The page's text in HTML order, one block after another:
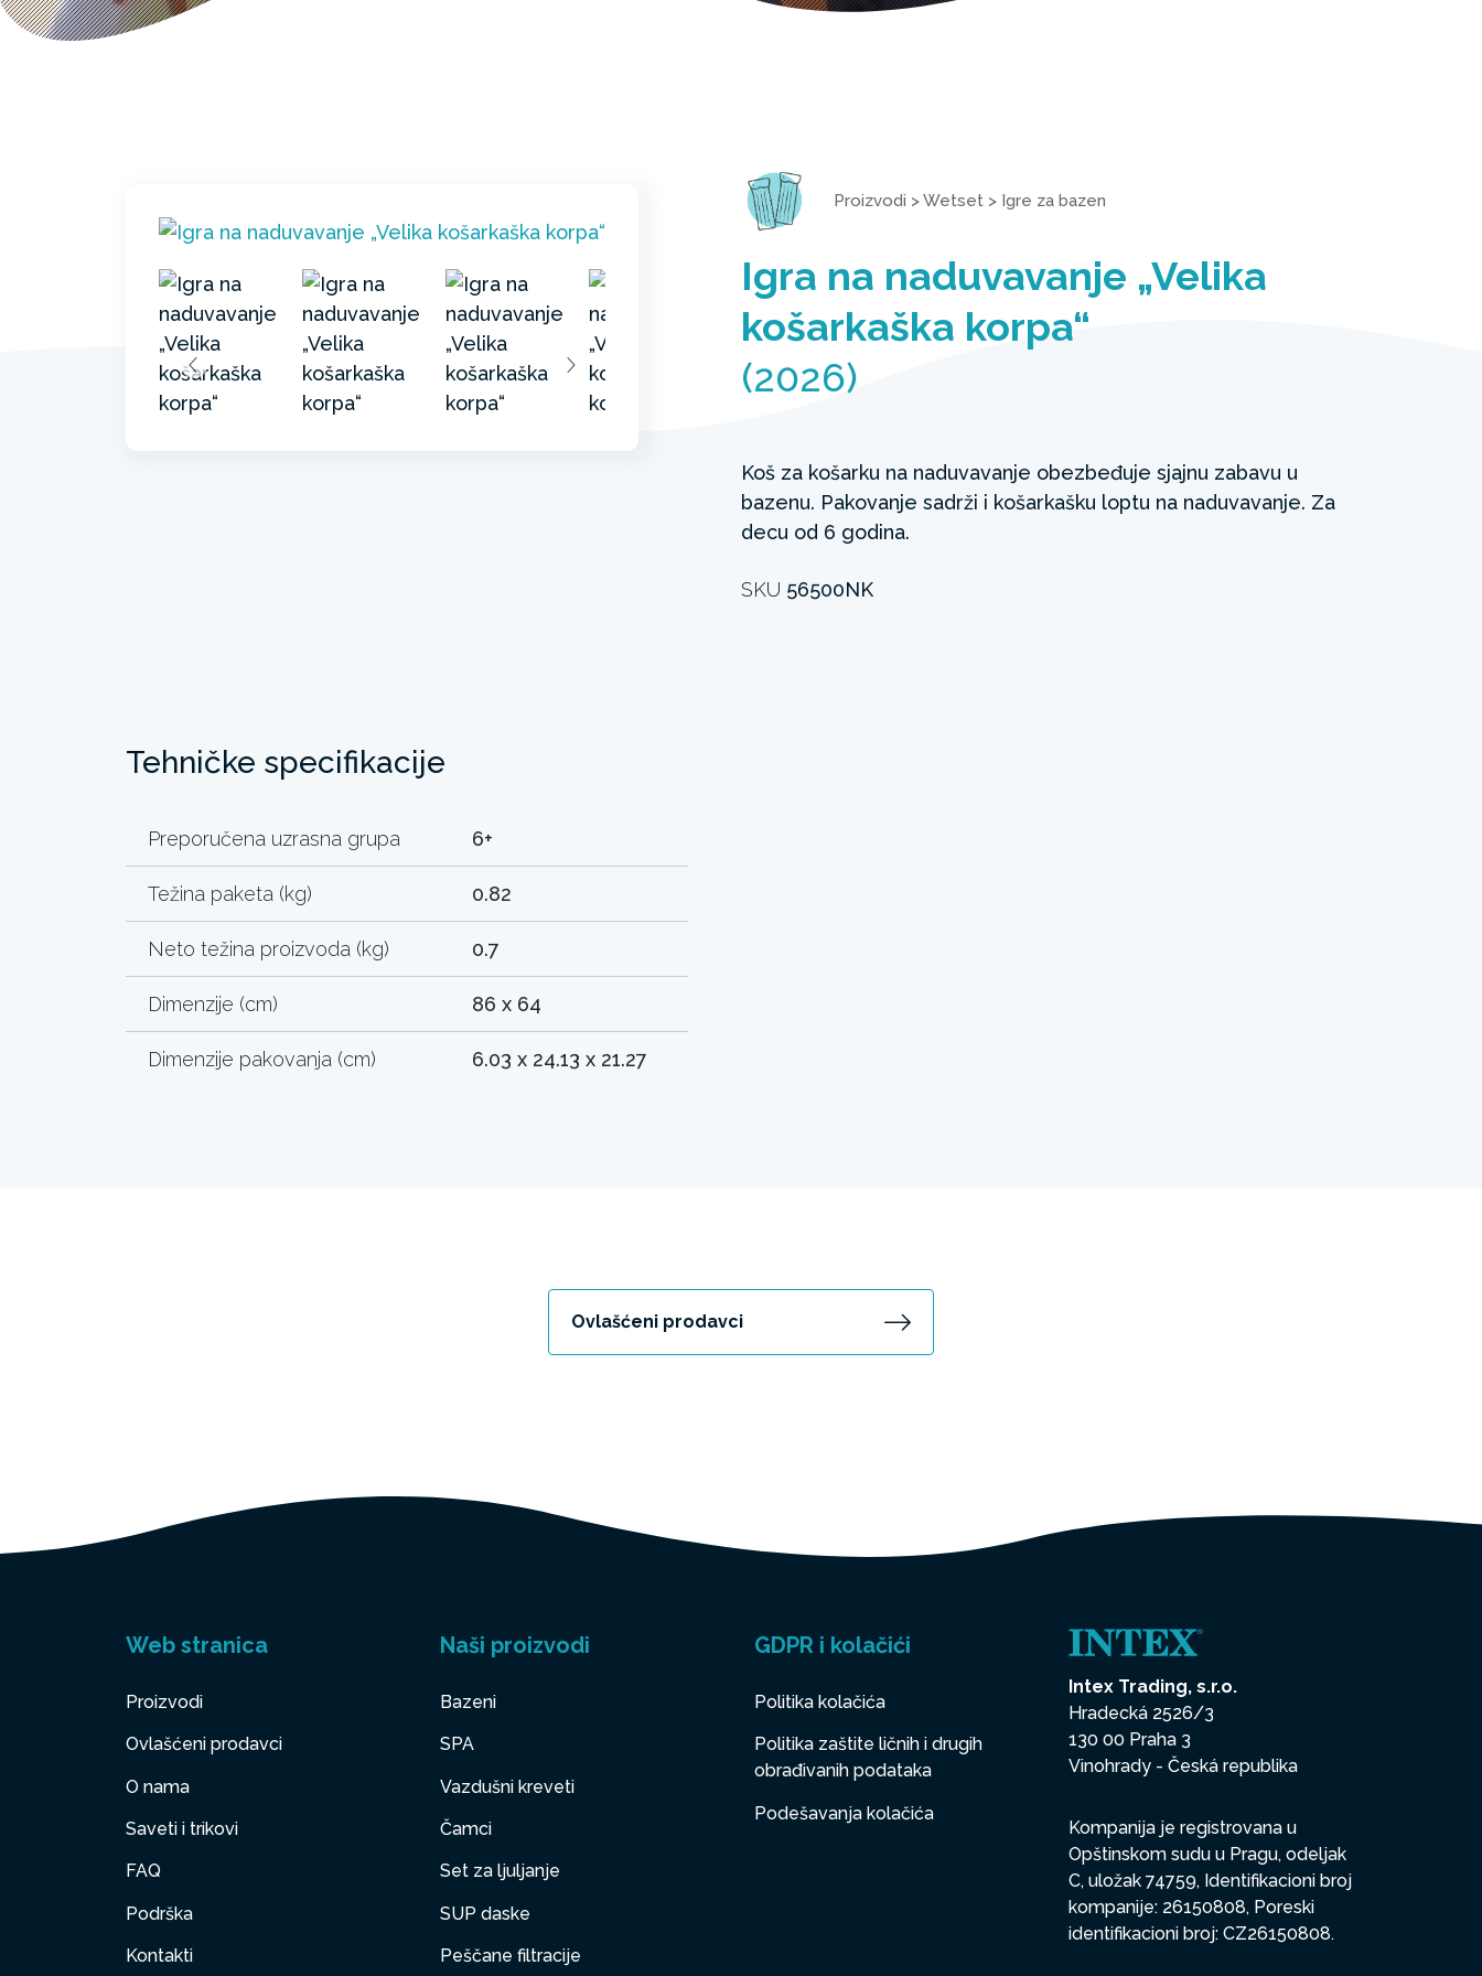
Proizvodi >Wetset > Igre za bazen
Igra na naduvavanje „Velika
košarkaška korpa“
(2026)
Koš za košarku na naduvavanje obezbeđuje sjajnu zabavu u
bazenu. Pakovanje sadrži i košarkašku loptu na naduvavanje. Za
decu od 6 godina.
SKU 56500NK
Tehničke specifikacije
Preporučena uzrasna grupa 6+
Težina paketa (kg) 0.82
Neto težina proizvoda (kg) 0.7
Dimenzije (cm) 86 x 64
Dimenzije pakovanja (cm) 6.03 x 24.13 x 21.27
Ovlašćeni prodavci
Web stranica
Proizvodi
Ovlašćeni prodavci
O nama
Saveti i trikovi
FAQ
Podrška
Kontakti
Naši proizvodi
Bazeni
SPA
Vazdušni kreveti
Čamci
Set za ljuljanje
SUP daske
Peščane filtracije
GDPR i kolačići
Politika kolačića
Politika zaštite ličnih i drugih
obrađivanih podataka
Podešavanja kolačića
Intex Trading, s.r.o.
Hradecká 2526/3
130 00 Praha 3
Vinohrady - Česká republika
Kompanija je registrovana u
Opštinskom sudu u Pragu, odeljak
C, uložak 74759, Identifikacioni broj
kompanije: 26150808, Poreski
identifikacioni broj: CZ26150808.